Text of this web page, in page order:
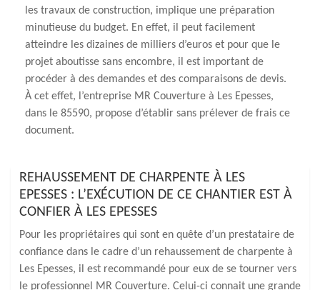
les travaux de construction, implique une préparation
minutieuse du budget. En effet, il peut facilement
atteindre les dizaines de milliers d’euros et pour que le
projet aboutisse sans encombre, il est important de
procéder à des demandes et des comparaisons de devis.
À cet effet, l’entreprise MR Couverture à Les Epesses,
dans le 85590, propose d’établir sans prélever de frais ce
document.
REHAUSSEMENT DE CHARPENTE À LES
EPESSES : L’EXÉCUTION DE CE CHANTIER EST À
CONFIER À LES EPESSES
Pour les propriétaires qui sont en quête d’un prestataire de
confiance dans le cadre d’un rehaussement de charpente à
Les Epesses, il est recommandé pour eux de se tourner vers
le professionnel MR Couverture. Celui-ci connait une grande